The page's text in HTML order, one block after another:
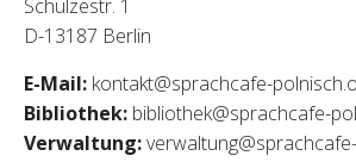
Schulzestr. 1
D-13187 Berlin
E-Mail: kontakt@sprachcafe-
Bibliothek: bibliothek@sprachcafe-
Verwaltung: